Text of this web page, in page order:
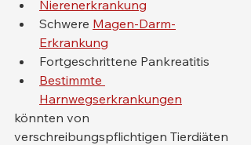
Nierenerkrankung
Schwere Magen-Darm-
Erkrankung
Fortgeschrittene Pankreatitis
Bestimmte
Harnwegserkrankungen
könnten von
verschreibungspflichtigen Tierdiäten